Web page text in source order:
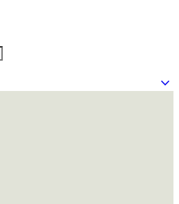
keyboard_arrow_down